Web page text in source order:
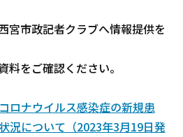
宮市政記者クラブへ情報提供を
料をご確認ください。
ロナウイルス感染症の新規患
況について（2023年3月19日発